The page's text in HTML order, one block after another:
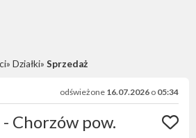
Działki Sprzedaż
odświeżone 16.07.2026 o 05:34
Chorzów pow.